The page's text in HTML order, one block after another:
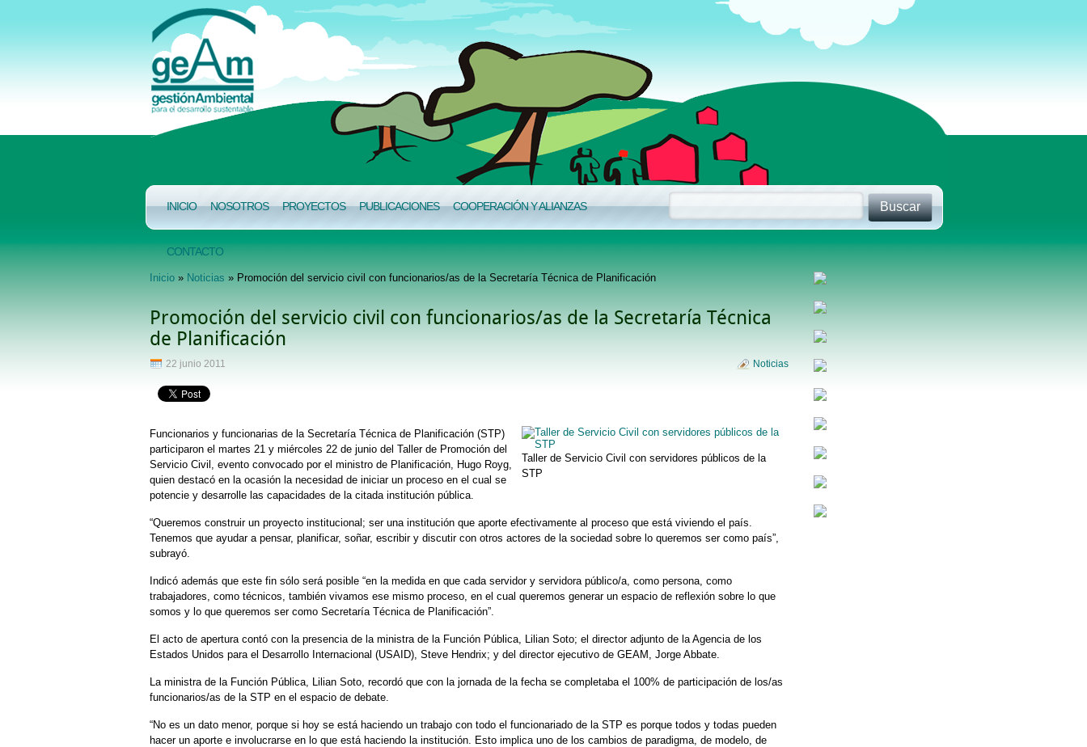
INICIO NOSOTROS PROYECTOS PUBLICACIONES COOPERACIÓN Y ALIANZAS
CONTACTO
Inicio» Noticias » Promoción del servicio civil con funcionarios/as de la Secretaría Técnica de Planificación
Promoción del servicio civil con funcionarios/as de la Secretaría Técnica
de Planificación
22 junio 2011 Noticias
Taller de Servicio Civil con servidores públicos de la
STP
Funcionarios y funcionarias de la Secretaría Técnica de Planificación (STP)
participaron el martes 21 y miércoles 22 de junio del Taller de Promoción del
Servicio Civil, evento convocado por el ministro de Planificación, Hugo Royg,
quien destacó en la ocasión la necesidad de iniciar un proceso en el cual se
potencie y desarrolle las capacidades de la citada institución pública.
“Queremos construir un proyecto institucional; ser una institución que aporte efectivamente al proceso que está viviendo el país.
Tenemos que ayudar a pensar, planificar, soñar, escribir y discutir con otros actores de la sociedad sobre lo queremos ser como país”,
subrayó.
Indicó además que este fin sólo será posible “en la medida en que cada servidor y servidora público/a, como persona, como
trabajadores, como técnicos, también vivamos ese mismo proceso, en el cual queremos generar un espacio de reflexión sobre lo que
somos y lo que queremos ser como Secretaría Técnica de Planificación”.
El acto de apertura contó con la presencia de la ministra de la Función Pública, Lilian Soto; el director adjunto de la Agencia de los
Estados Unidos para el Desarrollo Internacional (USAID), Steve Hendrix; y del director ejecutivo de GEAM, Jorge Abbate.
La ministra de la Función Pública, Lilian Soto, recordó que con la jornada de la fecha se completaba el 100% de participación de los/as
funcionarios/as de la STP en el espacio de debate.
“No es un dato menor, porque si hoy se está haciendo un trabajo con todo el funcionariado de la STP es porque todos y todas pueden
hacer un aporte e involucrarse en lo que está haciendo la institución. Esto implica uno de los cambios de paradigma, de modelo, de